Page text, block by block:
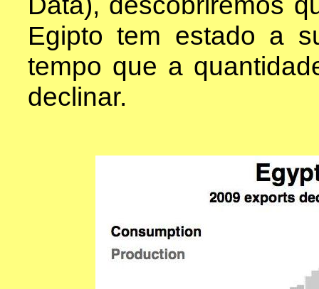
Egipto tem estado a
tempo que a
declinar.